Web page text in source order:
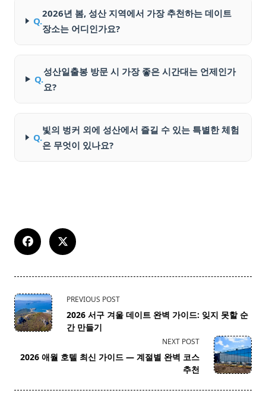
Q.
2026년 봄, 성산 지역에서 가장 추천하는 데이트
장소는 어디인가요?
Q.
성산일출봉 방문 시 가장 좋은 시간대는 언제인가
요?
Q.
빛의 벙커 외에 성산에서 즐길 수 있는 특별한 체험
은 무엇이 있나요?
<span
class="nav-
subtitle
reader-
PREVIOUS POST
2026 서구 겨울 데이트 완벽 가이드: 잊지 못할 순
간 만들기
NEXT POST
2026 애월 호텔 최신 가이드 — 계절별 완벽 코스
추천